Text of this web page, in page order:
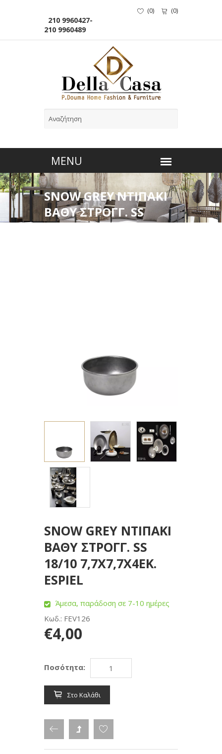
210 9960427-
210 9960489
(0) (0)
SNOW GREY ΝΤΙΠΑΚΙ
ΒΑΘΥ ΣΤΡΟΓΓ. SS
18/10 7,7Χ7,7Χ4ΕΚ.
SNOW GREY ΝΤΙΠΑΚΙ
ΒΑΘΥ ΣΤΡΟΓΓ. SS
18/10 7,7Χ7,7Χ4ΕΚ.
ESPIEL
Άμεσα, παράδοση σε 7-10 ημέρες
Κωδ.: FEV126
€4,00
Ποσότητα:
Στο Καλάθι